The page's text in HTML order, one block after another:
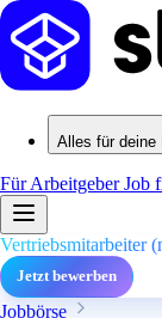
Alles für deine
Für ArbeitgeberJob
Vertriebsmitarbeiter
Jetzt bewerben
Jobbörse